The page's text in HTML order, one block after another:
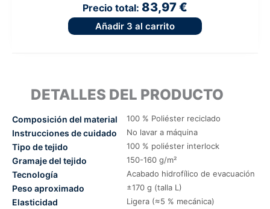
Precio total: 83,97 €
Añadir 3 al carrito
DETALLES DEL PRODUCTO
Composición del material 100 % Poliéster reciclado
Instrucciones de cuidado No lavar a máquina
Tipo de tejido 100 % poliéster interlock
Gramaje del tejido 150-160 g/m²
Tecnología Acabado hidrofílico de evacuación
Peso aproximado ±170 g (talla L)
Elasticidad Ligera (≈5 % mecánica)